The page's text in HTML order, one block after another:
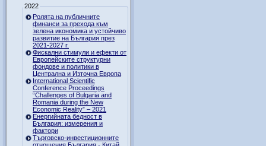
2022
Ролята на публичните
финанси за прехода към
зелена икономика и устойчиво
развитие на България през
2021-2027 г.
Фискални стимули и ефекти от
Европейските структурни
фондове и политики в
Централна и Източна Европа
International Scientific
Conference Proceedings
“Challenges of Bulgaria and
Romania during the New
Economic Reality” – 2021
Енергийната бедност в
България: измерения и
фактори
Търговско-инвестиционните
отношения България - Китай